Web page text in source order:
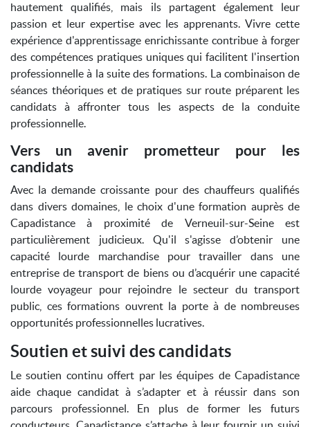
hautement qualifiés, mais ils partagent également leur
passion et leur expertise avec les apprenants. Vivre cette
expérience d'apprentissage enrichissante contribue à forger
des compétences pratiques uniques qui facilitent l'insertion
professionnelle à la suite des formations. La combinaison de
séances théoriques et de pratiques sur route préparent les
candidats à affronter tous les aspects de la conduite
professionnelle.
Vers un avenir prometteur pour les
candidats
Avec la demande croissante pour des chauffeurs qualifiés
dans divers domaines, le choix d'une formation auprès de
Capadistance à proximité de Verneuil-sur-Seine est
particulièrement judicieux. Qu'il s'agisse d’obtenir une
capacité lourde marchandise pour travailler dans une
entreprise de transport de biens ou d’acquérir une capacité
lourde voyageur pour rejoindre le secteur du transport
public, ces formations ouvrent la porte à de nombreuses
opportunités professionnelles lucratives.
Soutien et suivi des candidats
Le soutien continu offert par les équipes de Capadistance
aide chaque candidat à s’adapter et à réussir dans son
parcours professionnel. En plus de former les futurs